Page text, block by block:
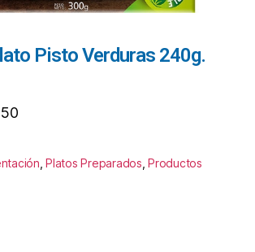
Pisto Verduras 240g.
,Platos Preparados ,Productos